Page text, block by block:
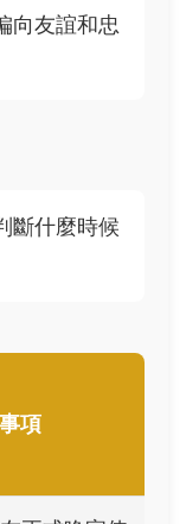
向友誼和忠
斷什麼時候
項